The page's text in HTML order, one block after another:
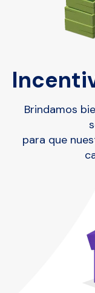
Brindamos
para que